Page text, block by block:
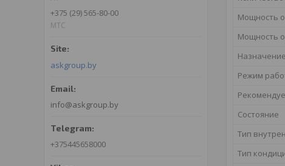
Мощность
Мощность
Режим
Состояние
Тип
Тип
+375 (29) 565-80-00
МТС
askgroup.by
info@askgroup.by
+375445658000